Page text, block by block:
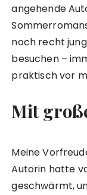
angehende
noch recht
besuchen –
praktisch vor
Mit
Meine
Autorin hatte
geschwärmt,